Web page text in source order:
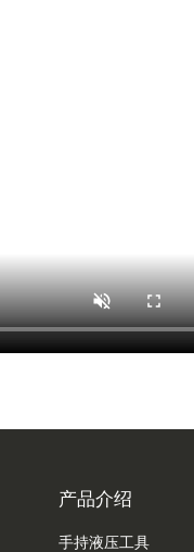
产品介绍
手持液压工具